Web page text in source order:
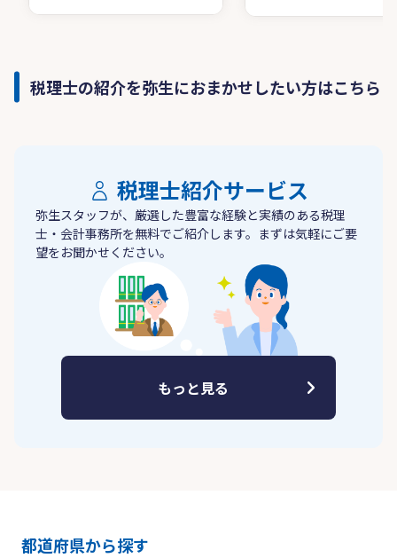
税理士の紹介を弥生におまかせしたい方はこちら
税理士紹介サービス
弥生スタッフが、厳選した豊富な経験と実績のある税理
士・会計事務所を無料でご紹介します。まずは気軽にご要
望をお聞かせください。
もっと見る
都道府県から探す